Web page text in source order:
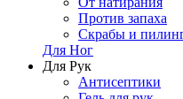
Против запаха
Скрабы и
Для Ног
Для Рук
Антисептики